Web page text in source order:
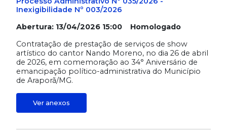
Inexigibilidade Nº 003/2026
Abertura: 13/04/2026 15:00 Homologado
Contratação de prestação de serviços de show
artístico do cantor Nando Moreno, no dia 26 de abril
de 2026, em comemoração ao 34° Aniversário de
emancipação político-administrativa do Município
de Araporã/MG.
Ver anexos